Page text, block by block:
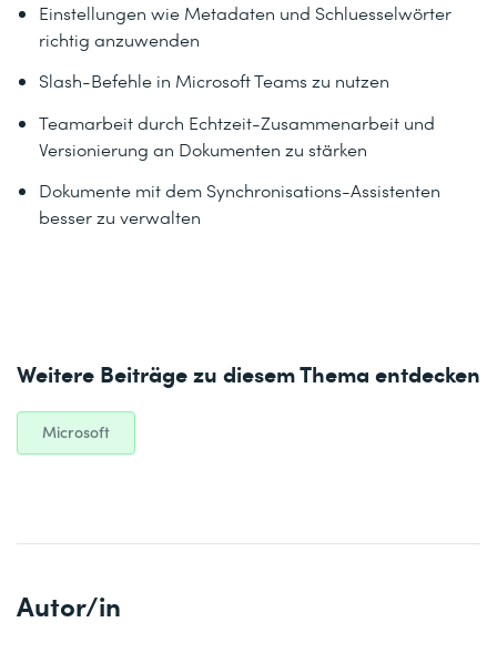
Einstellungen wie Metadaten und Schluesselwörter
richtig anzuwenden
Slash-Befehle in Microsoft Teams zu nutzen
Teamarbeit durch Echtzeit-Zusammenarbeit und
Versionierung an Dokumenten zu stärken
Dokumente mit dem Synchronisations-Assistenten
besser zu verwalten
Weitere Beiträge zu diesem Thema entdecken
Microsoft
Autor/in